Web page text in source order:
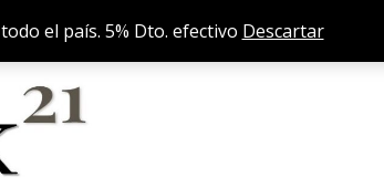
Precios sin IVA. Compra mínima
el país. 5% Dto. efectivo Descartar